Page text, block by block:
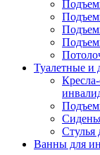
Туалетные и
Стулья
Ванны для